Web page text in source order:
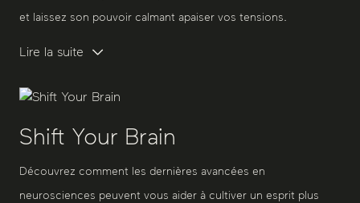
et laissez son pouvoir calmant apaiser vos tensions.
Lire la suite
Shift Your Brain
Découvrez comment les dernières avancées en
neurosciences peuvent vous aider à cultiver un esprit plus